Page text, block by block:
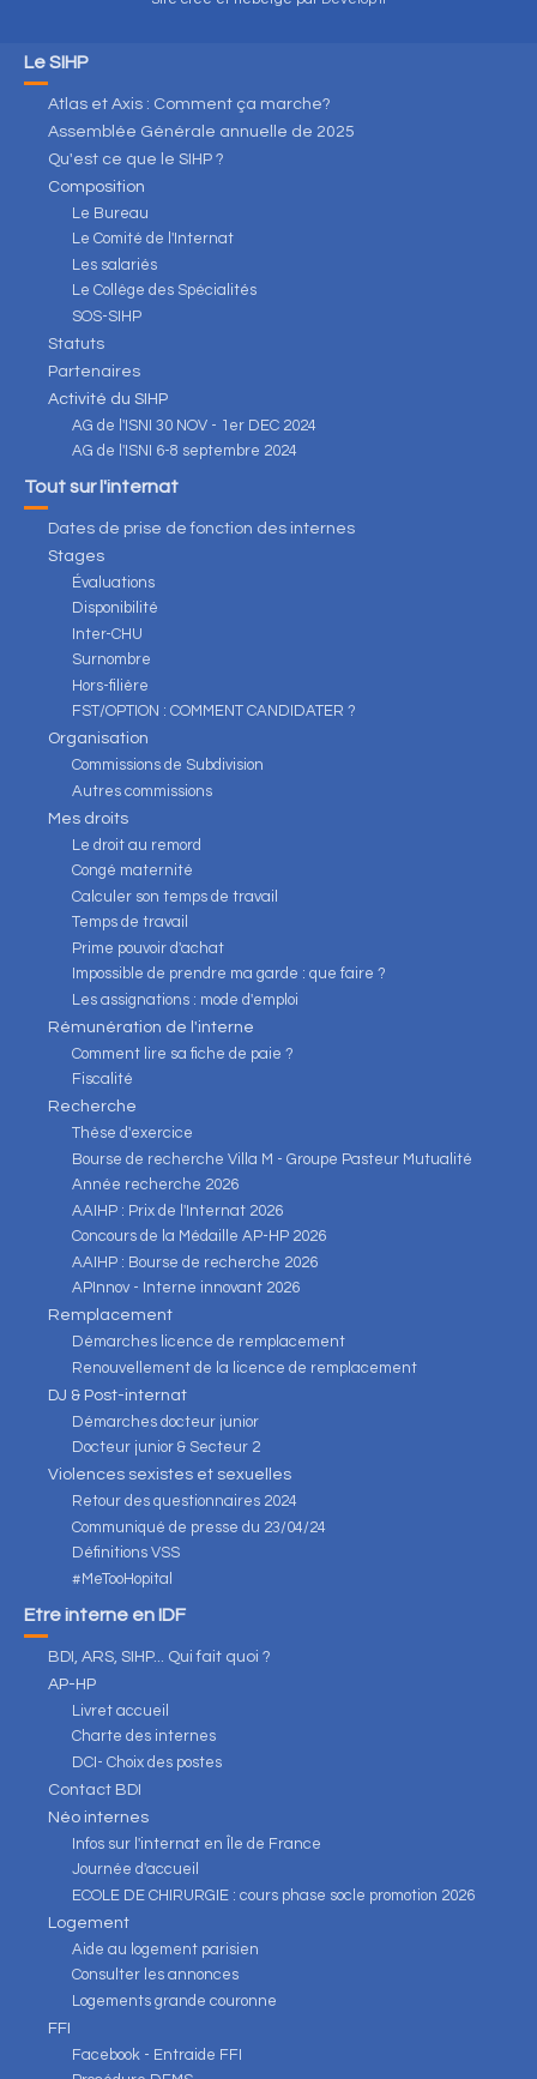
Le SIHP
Atlas et Axis : Comment ça marche?
Assemblée Générale annuelle de 2025
Qu'est ce que le SIHP ?
Composition
Le Bureau
Le Comité de l'Internat
Les salariés
Le Collège des Spécialités
SOS-SIHP
Statuts
Partenaires
Activité du SIHP
AG de l'ISNI 30 NOV - 1er DEC 2024
AG de l'ISNI 6-8 septembre 2024
Tout sur l'internat
Dates de prise de fonction des internes
Stages
Évaluations
Disponibilité
Inter-CHU
Surnombre
Hors-filière
FST/OPTION : COMMENT CANDIDATER ?
Organisation
Commissions de Subdivision
Autres commissions
Mes droits
Le droit au remord
Congé maternité
Calculer son temps de travail
Temps de travail
Prime pouvoir d'achat
Impossible de prendre ma garde : que faire ?
Les assignations : mode d'emploi
Rémunération de l'interne
Comment lire sa fiche de paie ?
Fiscalité
Recherche
Thèse d'exercice
Bourse de recherche Villa M - Groupe Pasteur Mutualité
Année recherche 2026
AAIHP : Prix de l'Internat 2026
Concours de la Médaille AP-HP 2026
AAIHP : Bourse de recherche 2026
APInnov - Interne innovant 2026
Remplacement
Démarches licence de remplacement
Renouvellement de la licence de remplacement
DJ & Post-internat
Démarches docteur junior
Docteur junior & Secteur 2
Violences sexistes et sexuelles
Retour des questionnaires 2024
Communiqué de presse du 23/04/24
Définitions VSS
#MeTooHopital
Être interne en IDF
BDI, ARS, SIHP... Qui fait quoi ?
AP-HP
Livret accueil
Charte des internes
DCI- Choix des postes
Contact BDI
Néo internes
Infos sur l'internat en Île de France
Journée d'accueil
ECOLE DE CHIRURGIE : cours phase socle promotion 2026
Logement
Aide au logement parisien
Consulter les annonces
Logements grande couronne
FFI
Facebook - Entraide FFI